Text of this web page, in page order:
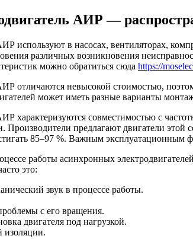
АИР —
используют в насосах, вентиляторах,
различных возникновения
можно обратиться сюда https://
отличаются невысокой стоимостью,
может иметь разные варианты
характеризуются совместимостью с
Производители предлагают двигатели
85–97 %. Важным эксплуатационным
работы асинхронных
это:
звук в процессе работы.
с его вращения.
двигателя под нагрузкой.
изоляции.